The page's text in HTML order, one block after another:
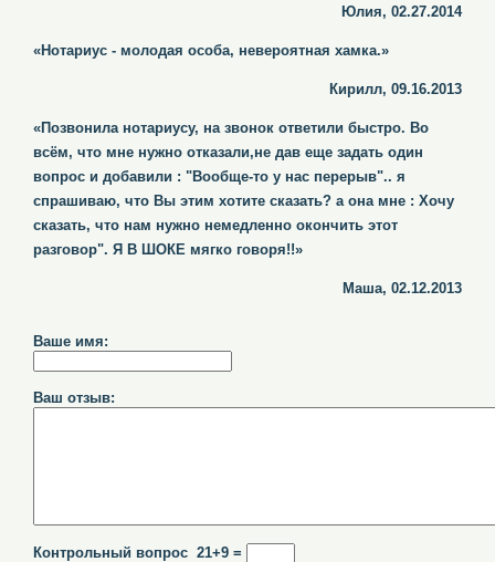
Юлия, 02.27.2014
«Нотариус - молодая особа, невероятная хамка.»
Кирилл, 09.16.2013
«Позвонила нотариусу, на звонок ответили быстро. Во
всём, что мне нужно отказали,не дав еще задать один
вопрос и добавили : "Вообще-то у нас перерыв".. я
спрашиваю, что Вы этим хотите сказать? а она мне : Хочу
сказать, что нам нужно немедленно окончить этот
разговор". Я В ШОКЕ мягко говоря!!»
Маша, 02.12.2013
Ваше имя:
Ваш отзыв:
Контрольный вопрос 21+9 =